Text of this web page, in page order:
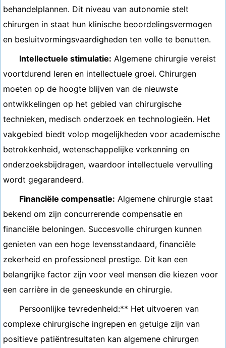
behandelplannen. Dit niveau van autonomie stelt
chirurgen in staat hun klinische beoordelingsvermogen
en besluitvormingsvaardigheden ten volle te benutten.
Intellectuele stimulatie: Algemene chirurgie vereist
voortdurend leren en intellectuele groei. Chirurgen
moeten op de hoogte blijven van de nieuwste
ontwikkelingen op het gebied van chirurgische
technieken, medisch onderzoek en technologieën. Het
vakgebied biedt volop mogelijkheden voor academische
betrokkenheid, wetenschappelijke verkenning en
onderzoeksbijdragen, waardoor intellectuele vervulling
wordt gegarandeerd.
Financiële compensatie: Algemene chirurgie staat
bekend om zijn concurrerende compensatie en
financiële beloningen. Succesvolle chirurgen kunnen
genieten van een hoge levensstandaard, financiële
zekerheid en professioneel prestige. Dit kan een
belangrijke factor zijn voor veel mensen die kiezen voor
een carrière in de geneeskunde en chirurgie.
Persoonlijke tevredenheid:** Het uitvoeren van
complexe chirurgische ingrepen en getuige zijn van
positieve patiëntresultaten kan algemene chirurgen